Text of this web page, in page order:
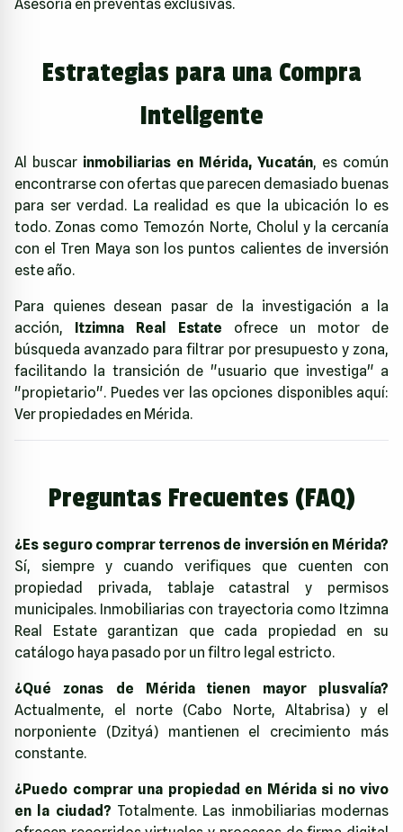
Asesoría en preventas exclusivas.
Estrategias para una Compra
Inteligente
Al buscar inmobiliarias en Mérida, Yucatán, es común
encontrarse con ofertas que parecen demasiado buenas
para ser verdad. La realidad es que la ubicación lo es
todo. Zonas como Temozón Norte, Cholul y la cercanía
con el Tren Maya son los puntos calientes de inversión
este año.
Para quienes desean pasar de la investigación a la
acción, Itzimna Real Estate ofrece un motor de
búsqueda avanzado para filtrar por presupuesto y zona,
facilitando la transición de "usuario que investiga" a
"propietario". Puedes ver las opciones disponibles aquí:
Ver propiedades en Mérida.
Preguntas Frecuentes (FAQ)
¿Es seguro comprar terrenos de inversión en Mérida?
Sí, siempre y cuando verifiques que cuenten con
propiedad privada, tablaje catastral y permisos
municipales. Inmobiliarias con trayectoria como Itzimna
Real Estate garantizan que cada propiedad en su
catálogo haya pasado por un filtro legal estricto.
¿Qué zonas de Mérida tienen mayor plusvalía?
Actualmente, el norte (Cabo Norte, Altabrisa) y el
norponiente (Dzityá) mantienen el crecimiento más
constante.
¿Puedo comprar una propiedad en Mérida si no vivo
en la ciudad? Totalmente. Las inmobiliarias modernas